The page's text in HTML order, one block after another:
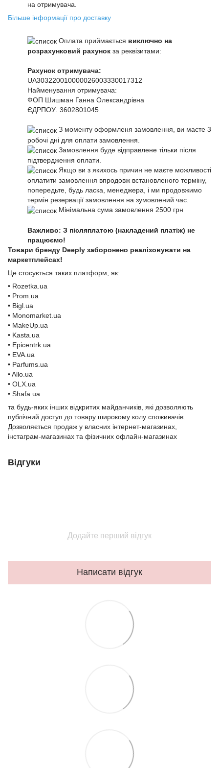
на отримувача.
Більше інформації про доставку
Оплата приймається виключно на
розрахунковий рахунок за реквізитами:
Рахунок отримувача:
UA303220010000026003330017312
Найменування отримувача:
ФОП Шишман Ганна Олександрівна
ЄДРПОУ: 3602801045
З моменту оформленя замовлення, ви маєте 3
робочі дні для оплати замовлення.
Замовлення буде відправлене тільки після
підтвердження оплати.
Якщо ви з якихось причин не маєте можливості
оплатити замовлення впродовж встановленого терміну,
попередьте, будь ласка, менеджера, і ми продовжимо
термін резервації замовлення на зумовлений час.
Мінімальна сума замовлення 2500 грн
Важливо: З післяплатою (накладений платіж) не
працюємо!
Товари бренду Deeply заборонено реалізовувати на
маркетплейсах!
Це стосується таких платформ, як:
• Rozetka.ua
• Prom.ua
• Bigl.ua
• Monomarket.ua
• MakeUp.ua
• Kasta.ua
• Epicentrk.ua
• EVA.ua
• Parfums.ua
• Allo.ua
• OLX.ua
• Shafa.ua
та будь-яких інших відкритих майданчиків, які дозволяють
публічний доступ до товару широкому колу споживачів.
Дозволяється продаж у власних інтернет-магазинах,
інстаграм-магазинах та фізичних офлайн-магазинах
Відгуки
Додайте перший відгук
Написати відгук